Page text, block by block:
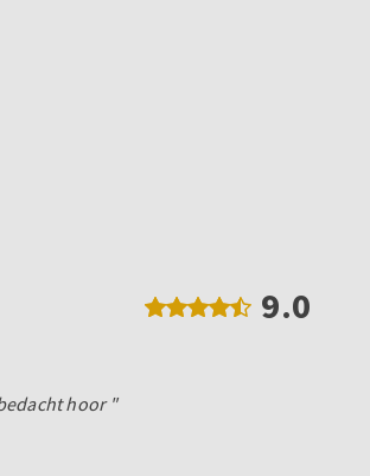
9.0
hoor "